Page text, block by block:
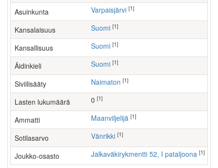
Asuinkunta Varpaisjärvi [1]
Kansalaisuus Suomi [1]
Kansallisuus Suomi [1]
Äidinkieli Suomi [1]
Siviilisääty Naimaton [1]
Lasten lukumäärä [1]
Ammatti maanviljelijä [1]
Sotilasarvo Vänrikki [1]
Joukko-osasto Jalkaväkirykmentti 52, I pataljoona [1]